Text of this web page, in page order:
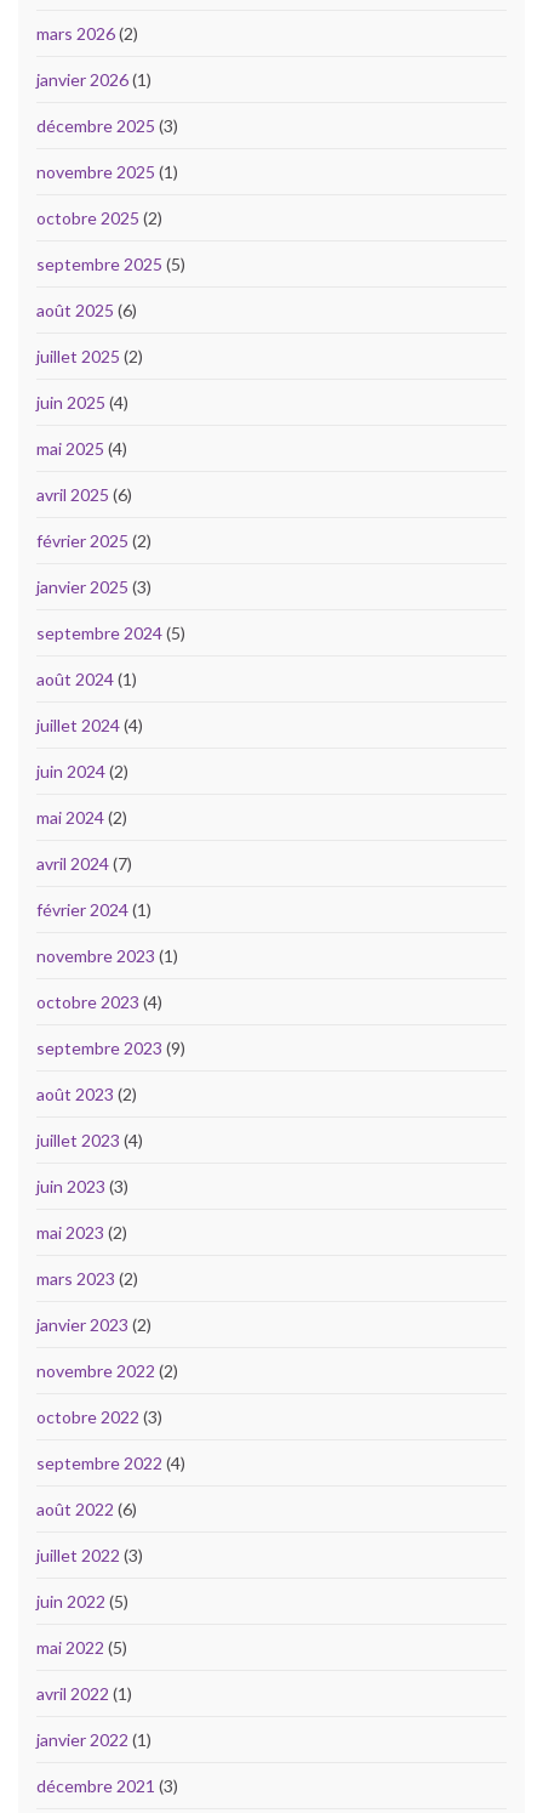
mars 2026(2)
janvier 2026(1)
décembre 2025 (3)
novembre 2025 (1)
octobre 2025 (2)
septembre 2025 (5)
août 2025 (6)
juillet 2025 (2)
juin 2025 (4)
mai 2025 (4)
avril 2025 (6)
février 2025 (2)
janvier 2025 (3)
septembre 2024(5)
août 2024(1)
juillet 2024(4)
juin 2024(2)
mai 2024(2)
avril 2024(7)
février 2024(1)
novembre 2023 (1)
octobre 2023 (4)
septembre 2023 (9)
août 2023 (2)
juillet 2023 (4)
juin 2023 (3)
mai 2023 (2)
mars 2023 (2)
janvier 2023 (2)
novembre 2022 (2)
octobre 2022 (3)
septembre 2022 (4)
août 2022 (6)
juillet 2022 (3)
juin 2022 (5)
mai 2022 (5)
avril 2022 (1)
janvier 2022 (1)
décembre 2021 (3)